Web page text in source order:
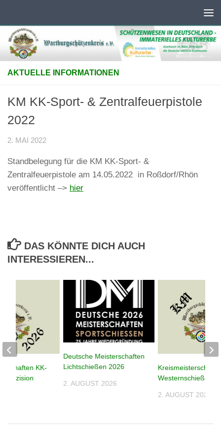
AKTUELLE INFORMATIONEN
KM KK-Sport- & Zentralfeuerpistole
2022
2. MAI 2022
Standbelegung für die KM KK-Sport- &
Zentralfeuerpistole am 14.05.2022 in Roßdorf/Rhön
veröffentlicht –> hier
DAS KÖNNTE DICH AUCH
INTERESSIEREN...
Deutsche Meisterschaften
Lichtschießen 2026
2. AUGUST 2026
Westernschießen
2. AUGUST 2026
KK-
Präzision